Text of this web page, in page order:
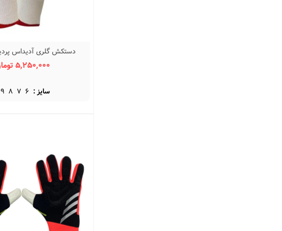
نمایش سریع
Predator Pro
5,250,000 تومان
سایز : 6
7
8
9